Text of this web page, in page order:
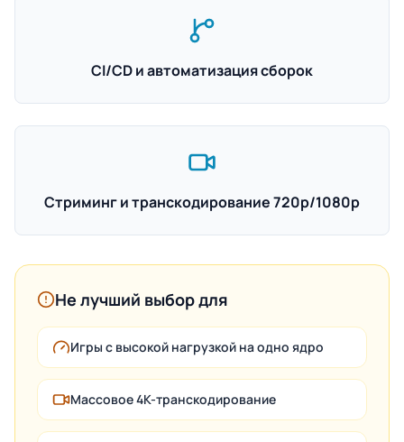
CI/CD и автоматизация сборок
Стриминг и транскодирование 720p/1080p
Не лучший выбор для
Игры с высокой нагрузкой на одно ядро
Массовое 4K-транскодирование